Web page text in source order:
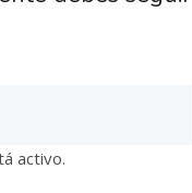
activo.